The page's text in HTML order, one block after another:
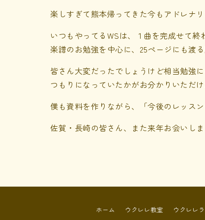
楽しすぎて熊本帰ってきた今もアドレナリ
いつもやってるWSは、１曲を完成せて
楽譜のお勉強を中心に、25ページにも渡
皆さん大変だったでしょうけど相当勉強
つもりになっていたかがお分かりいただ
僕も資料を作りながら、「今後のレッス
佐賀・長崎の皆さん、また来年お会いし
ホーム ウクレレ教室 ウクレレ